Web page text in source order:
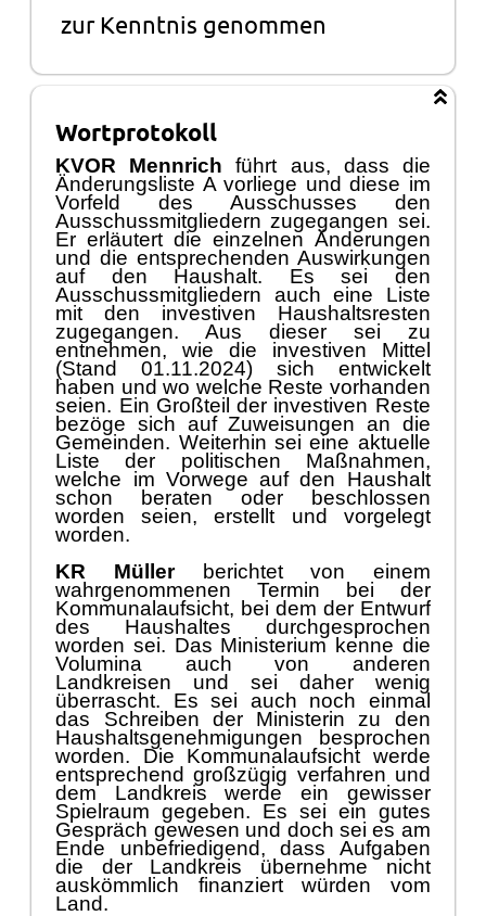
zur Kenntnis genommen
Wortprotokoll
KVOR Mennrich führt aus, dass die
Änderungsliste A vorliege und diese im
Vorfeld des Ausschusses den
Ausschussmitgliedern zugegangen sei.
Er erläutert die einzelnen Änderungen
und die entsprechenden Auswirkungen
auf den Haushalt. Es sei den
Ausschussmitgliedern auch eine Liste
mit den investiven Haushaltsresten
zugegangen. Aus dieser sei zu
entnehmen, wie die investiven Mittel
(Stand 01.11.2024) sich entwickelt
haben und wo welche Reste vorhanden
seien. Ein Großteil der investiven Reste
bezöge sich auf Zuweisungen an die
Gemeinden. Weiterhin sei eine aktuelle
Liste der politischen Maßnahmen,
welche im Vorwege auf den Haushalt
schon
beraten oder
beschlossen
worden seien, erstellt und vorgelegt
worden.
KR Mü llerberichtet von einem
wahrgenommenen Termin bei der
Kommunalaufsicht, bei dem der Entwurf
des Haushaltes durchgesprochen
worden sei. Das Ministerium kenne die
Volumina auch von anderen
Landkreisen und sei daher wenig
überrascht. Es sei auch noch einmal
das Schreiben der Ministerin zu den
Haushaltsgenehmigungen besprochen
worden. Die Kommunalaufsicht werde
entsprechend großzügig verfahren und
dem Landkreis werde ein gewisser
Spielraum gegeben. Es sei ein gutes
Gespräch gewesen und doch sei es am
Ende unbefriedigend, dass Aufgaben
die der Landkreis übernehme nicht
auskömmlich finanziert würden vom
Land.